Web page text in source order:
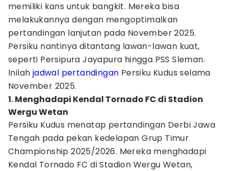
memiliki kans untuk bangkit. Mereka bisa
melakukannya dengan mengoptimalkan
pertandingan lanjutan pada November 2025.
Persiku nantinya ditantang lawan-lawan kuat,
seperti Persipura Jayapura hingga PSS Sleman.
Inilah jadwal pertandingan Persiku Kudus selama
November 2025.
1. Menghadapi Kendal Tornado FC di Stadion
Wergu Wetan
Persiku Kudus menatap pertandingan Derbi Jawa
Tengah pada pekan kedelapan Grup Timur
Championship 2025/2026. Mereka menghadapi
Kendal Tornado FC di Stadion Wergu Wetan,